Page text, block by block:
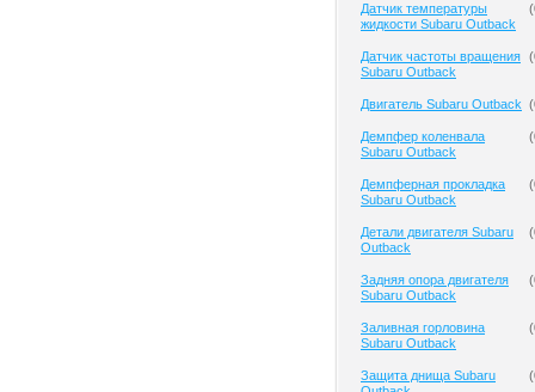
Датчик температуры
жидкости Subaru Outback
(
Датчик частоты вращения
Subaru Outback
(
Двигатель Subaru Outback (
Демпфер коленвала
Subaru Outback
(
Демпферная прокладка
Subaru Outback
(
Детали двигателя Subaru
Outback
(
Задняя опора двигателя
Subaru Outback
(
Заливная горловина
Subaru Outback
(
Защита днища Subaru
(